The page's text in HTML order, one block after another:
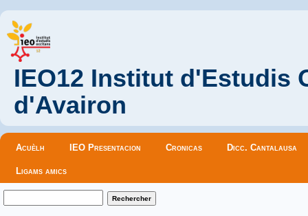
IEO12 Institut d'Estudis
d'Avairon
Menu principal
Acuèlh IEO Presentacion Cronicas Dicc. Cantalausa
Ligams amics
Formulaire de recherche